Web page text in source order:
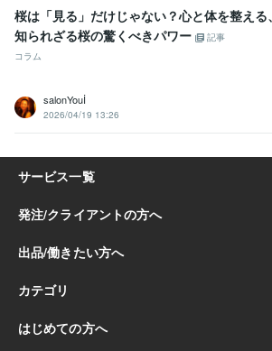
桜は「見る」だけじゃない？心と体を整える、
知られざる桜の驚くべきパワー
記事
コラム
salonYouİ
2026/04/19 13:26